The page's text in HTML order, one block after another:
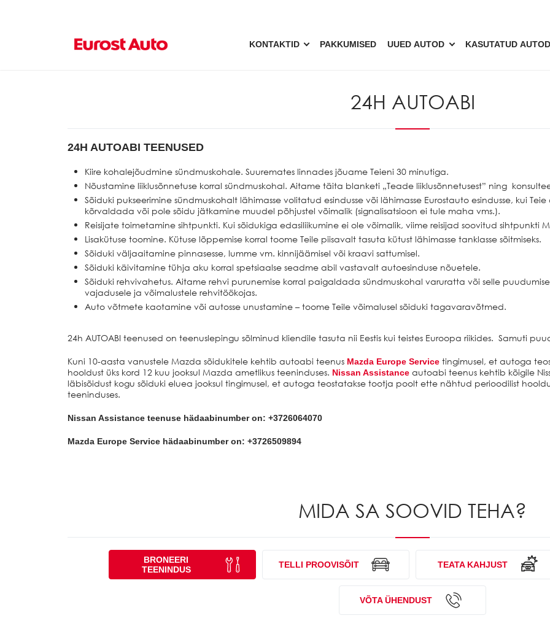
KONTAKTID PAKKUMISED UUED AUTOD KASUTATUD AUTOD
24H AUTOABI
24H AUTOABI TEENUSED
Kiire kohalejõudmine sündmuskohale. Suuremates linnades jõuame Teieni 30 minutiga.
Nõustamine liiklusõnnetuse korral sündmuskohal. Aitame täita blanketi „Teade liiklusõnnetusest” ning
Sõiduki pukseerimine sündmuskohalt lähimasse volitatud esindusse või lähimasse Eurostauto esindusse, kui
kõrvaldada või pole sõidu jätkamine muudel põhjustel võimalik (signalisatsioon ei tule maha vms.).
Reisijate toimetamine sihtpunkti. Kui sõidukiga edasiliikumine ei ole võimalik, viime reisijad soovitud sihtpunkti
Lisakütuse toomine. Kütuse lõppemise korral toome Teile piisavalt tasuta kütust lähimasse tanklasse sõitmiseks.
Sõiduki väljaaitamine pinnasesse, lumme vm. kinnijäämisel või kraavi sattumisel.
Sõiduki käivitamine tühja aku korral spetsiaalse seadme abil vastavalt autoesinduse nõuetele.
Sõiduki rehvivahetus. Aitame rehvi purunemise korral paigaldada sündmuskohal varuratta või selle
vajadusele ja võimalustele rehvitöökojas.
Auto võtmete kaotamine või autosse unustamine – toome Teile võimalusel sõiduki tagavaravõtmed.
24h AUTOABI teenused on teenuslepingu sõlminud kliendile tasuta nii Eestis kui teistes Euroopa riikides. Samuti
Kuni 10-aasta vanustele Mazda sõidukitele kehtib autoabi teenus Mazda Europe Servicetingimusel, et autoga
hooldust üks kord 12 kuu jooksul Mazda ametlikus teeninduses. Nissan Assistanceautoabi teenus kehtib kõigile
läbisõidust kogu sõiduki eluea jooksul tingimusel, et autoga teostatakse tootja poolt ette nähtud perioodilist
teeninduses.
Nissan Assistance teenuse hädaabinumber on: +3726064070
Mazda Europe Service hädaabinumber on: +3726509894
MIDA SA SOOVID TEHA?
BRONEERI
TEENINDUS
TELLI PROOVISÕIT TEATA KAHJUST
VÕTA ÜHENDUST